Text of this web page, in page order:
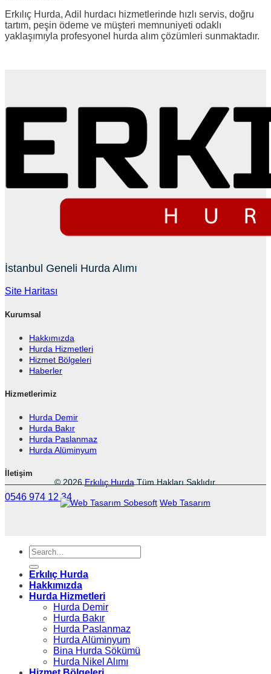
Erkılıç Hurda, Adil hurdacı hizmetlerinde hızlı servis, doğru
tartım, peşin ödeme ve müşteri memnuniyeti odaklı
yaklaşımıyla profesyonel hurda alım çözümleri sunmaktadır.
İstanbul Geneli Hurda Alımı
Site Haritası
Kurumsal
Hakkımızda
Hurda Hizmetleri
Hizmet Bölgeleri
Haberler
Hizmetlerimiz
Hurda Demir
Hurda Bakır
Hurda Paslanmaz
Hurda Alüminyum
İletişim
0546 974 12 34
© 2026 Erkılıç Hurda Tüm Hakları Saklıdır.
Sobesoft Web Tasarım
Erkılıç Hurda
Hakkımızda
Hurda Hizmetleri
Hurda Demir
Hurda Bakır
Hurda Paslanmaz
Hurda Alüminyum
Bina Hurda Sökümü
Hurda Nikel Alımı